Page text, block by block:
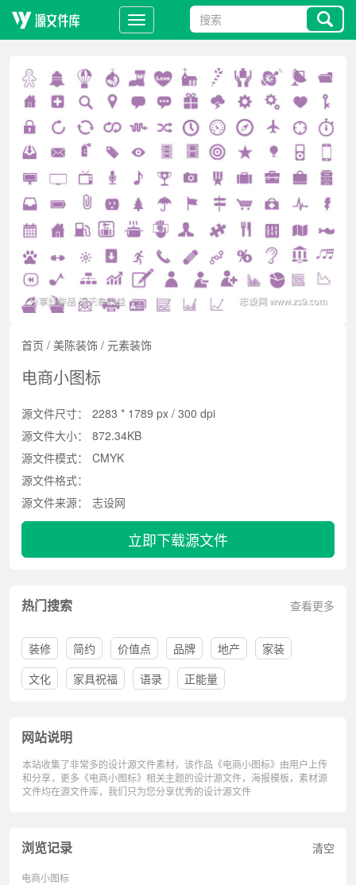
首页 / 美陈装饰 / 元素装饰
电商小图标
源文件尺寸：
2283 * 1789 px / 300 dpi
源文件大小：
872.34KB
源文件模式：
CMYK
源文件格式：
源文件来源：
志设网
立即下载源文件
热门搜索 查看更多
装修 简约 价值点 品牌 地产
家装
文化
家具祝福 语录 正能量
网站说明
本站收集了非常多的设计源文件素材，该作品《电商小图标》由用户上传
和分享，更多《电商小图标》相关主题的设计源文件，海报模板，素材源
文件均在源文件库，我们只为您分享优秀的设计源文件
浏览记录 清空
电商小图标